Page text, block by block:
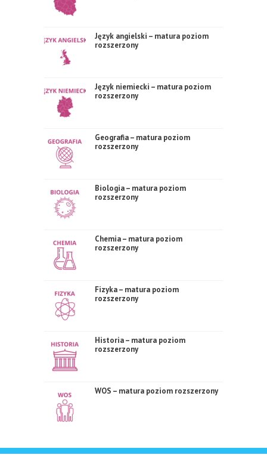
Język angielski – matura poziom
rozszerzony
Język niemiecki – matura poziom
rozszerzony
Geografia – matura poziom
rozszerzony
Biologia – matura poziom
rozszerzony
Chemia – matura poziom
rozszerzony
Fizyka – matura poziom
rozszerzony
Historia – matura poziom
rozszerzony
WOS – matura poziom rozszerzony